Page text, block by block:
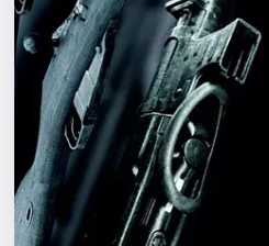
События
Города
Площадки
Артисты